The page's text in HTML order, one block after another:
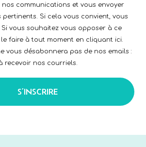
communications et vous envoyer
Si cela vous convient, vous
Si vous souhaitez vous opposer à ce
faire à tout moment en cliquant ici.
vous désabonnera pas de nos emails :
recevoir nos courriels.
S’INSCRIRE